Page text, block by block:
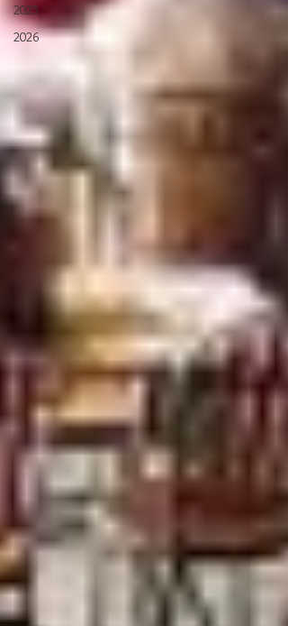
2025
2026